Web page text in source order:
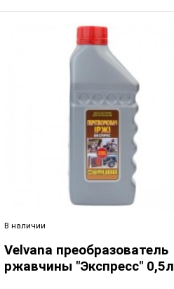
В наличии
Velvana преобразователь
ржавчины "Экспресс" 0,5л